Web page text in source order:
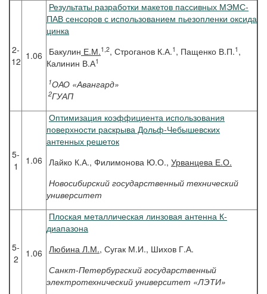
2-
12 1.06
Результаты разработки макетов пассивных МЭМС-
ПАВ сенсоров с использованием пьезопленки оксида
цинка
Бакулин Е.М.1,2, Строганов К.А.1 , Пащенко В.П.1 ,
Калинин В.А1
1ОАО «Авангард»
2ГУАП
5-
1
1.06
Оптимизация коэффициента использования
поверхности раскрыва Дольф-Чебышевских
антенных решеток
Лайко К.А., Филимонова Ю.О., Урванцева Е.О.
Новосибирский государственный технический
университет
5-
2
1.06
Плоская металлическая линзовая антенна К-
диапазона
Любина Л.М., Сугак М.И., Шихов Г.А.
Санкт-Петербургский государственный
электротехнический университет «ЛЭТИ»